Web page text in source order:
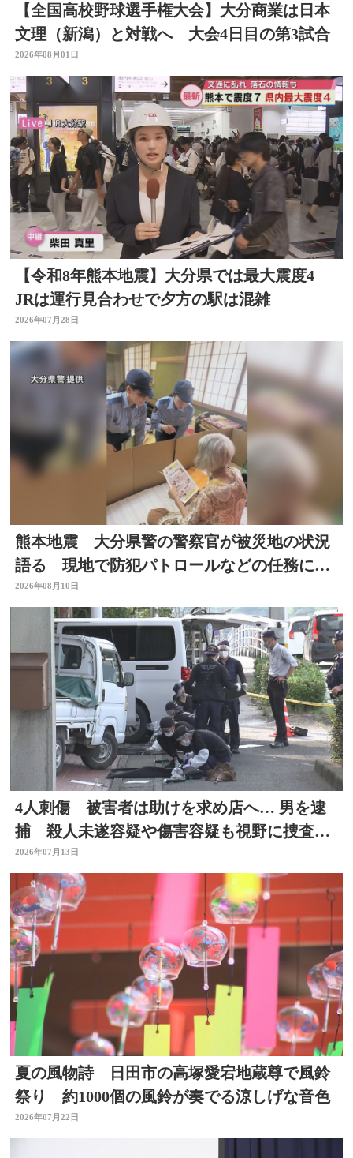
【全国高校野球選手権大会】大分商業は日本
文理（新潟）と対戦へ 大会4日目の第3試合
2026年08月01日
【令和8年熊本地震】大分県では最大震度4
JRは運行見合わせで夕方の駅は混雑
2026年07月28日
熊本地震 大分県警の警察官が被災地の状況
語る 現地で防犯パトロールなどの任務にあ
たる
2026年08月10日
4人刺傷 被害者は助けを求め店へ… 男を逮
捕 殺人未遂容疑や傷害容疑も視野に捜査
大分県佐伯市
2026年07月13日
夏の風物詩 日田市の高塚愛宕地蔵尊で風鈴
祭り 約1000個の風鈴が奏でる涼しげな音色
2026年07月22日